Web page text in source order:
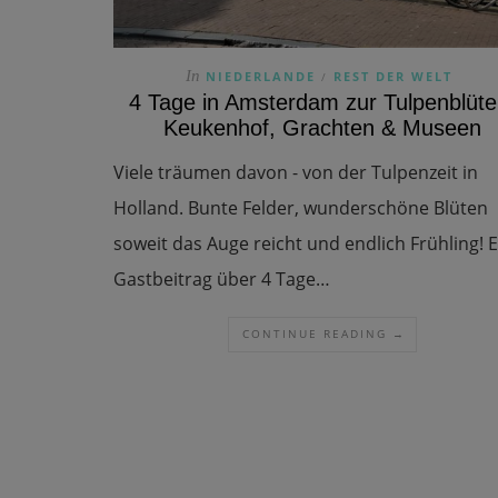
In NIEDERLANDE / REST DER WELT
4 Tage in Amsterdam zur
Keukenhof, Grachten & Museen
Viele träumen davon - von der Tulpenzeit in
Holland. Bunte Felder, wunderschöne Blüten
soweit das Auge reicht und endlich Frühling!
Gastbeitrag über 4 Tage…
CONTINUE READING →